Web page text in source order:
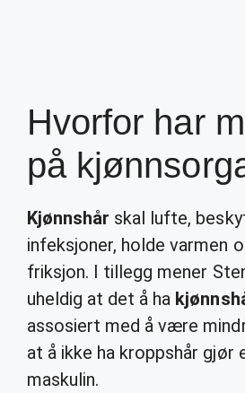
Hvorfor har
på
Kjønnshår skal lufte,
infeksjoner, holde varmen
friksjon. I tillegg mener
uheldig at det å ha
assosiert med å være
at å ikke ha kroppshår gjør
maskulin.